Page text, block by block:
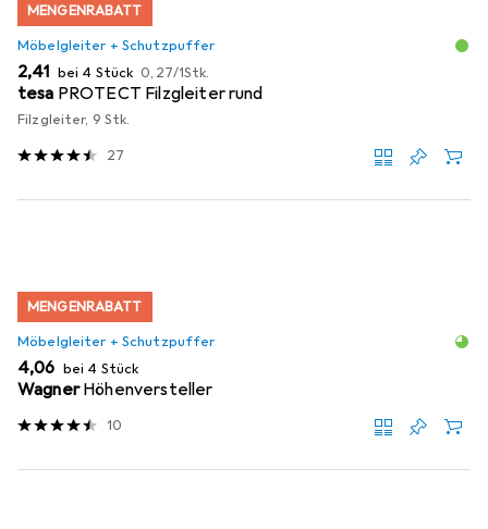
MENGENRABATT
Möbelgleiter + Schutzpuffer
EUR
2,41 bei 4 Stück EUR
0,27/1Stk.
tesa PROTECT Filzgleiter rund
Filzgleiter, 9 Stk.
27
MENGENRABATT
Möbelgleiter + Schutzpuffer
EUR
4,06 bei 4 Stück
Wagner Höhenversteller
10